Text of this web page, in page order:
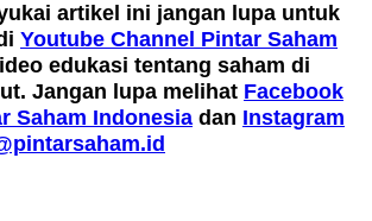
artikel ini jangan lupa untuk
Youtube Channel Pintar Saham
edukasi tentang saham di
Jangan lupa melihat Facebook
Saham Indonesia dan Instagram